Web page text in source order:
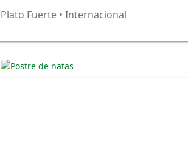
Plato Fuerte • Internacional